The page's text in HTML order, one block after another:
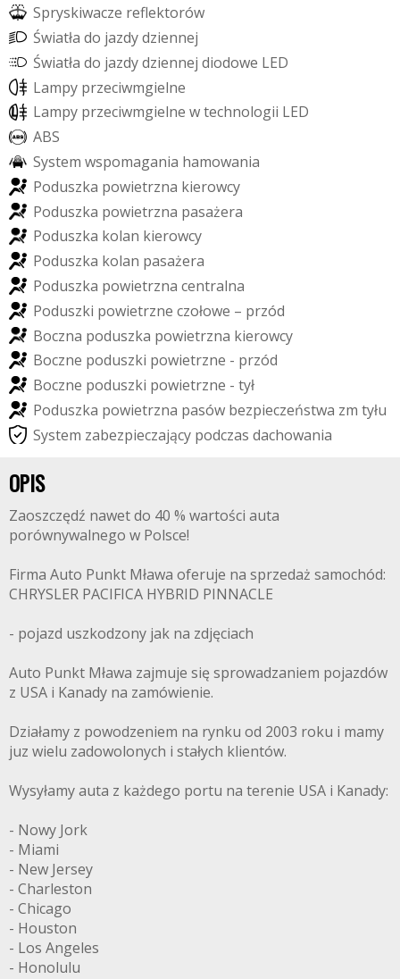
Spryskiwacze refektorów
Światła do jazdydziennej
Światła do jazdydziennej diodowe LED
Lampy przeciwmgielne
Lampy przeciwmgielne wtechnologii LED
ABS
System wspomagania hamowania
Poduszka powietrzna kierowcy
Poduszka powietrzna pasażera
Poduszka kolan kierowcy
Poduszka kolan pasażera
Poduszka powietrzna centralna
Poduszki powietrzne czołowe – przód
Boczna poduszka powietrzna kierowcy
Boczne poduszki powietrzne - przód
Boczne poduszki powietrzne - tył
Poduszka powietrzna pasów bezpieczeństwa zm tyłu
System zabezpieczający podczas dachowania
OPIS
Zaoszczędź nawet do 40 % wartości auta
porównywalnego w Polsce!
Firma Auto Punkt Mława oferuje na sprzedaż samochód:
CHRYSLER PACIFICA HYBRID PINNACLE
- pojazd uszkodzony jak na zdjęciach
Auto Punkt Mława zajmuje się sprowadzaniem pojazdów
z USA i Kanady na zamówienie.
Działamy z powodzeniem na rynku od 2003 roku i mamy
juz wielu zadowolonych i stałych klientów.
Wysyłamy auta z każdego portu na terenie USA i Kanady:
- Nowy Jork
- Miami
- New Jersey
- Charleston
- Chicago
- Houston
- Los Angeles
- Honolulu